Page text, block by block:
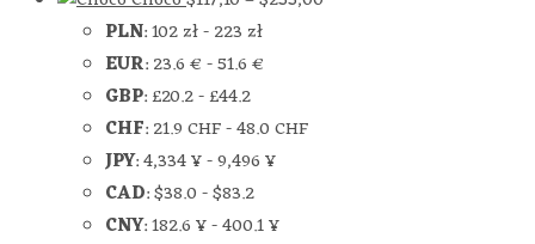
PLN:102 zł-223 zł
EUR:23.6 €-51.6 €
GBP:£20.2-£44.2
CHF:21.9 CHF-48.0 CHF
JPY:4,334 ¥-9,496 ¥
CAD:$38.0-$83.2
CNY:182.6 ¥-400.1 ¥